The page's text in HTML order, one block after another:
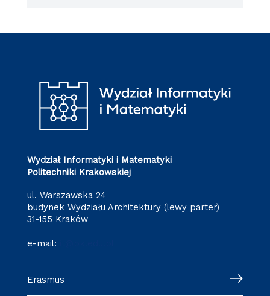
Wydział Informatyki i Matematyki
Politechniki Krakowskiej
ul. Warszawska 24
budynek Wydziału Architektury (lewy parter)
31-155 Kraków
e-mail:
Erasmus